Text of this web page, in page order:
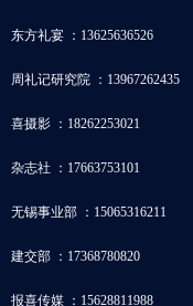
东方礼宴 ：13625636526
周礼记研究院 ：13967262435
喜摄影 ：18262253021
杂志社 ：17663753101
无锡事业部 ：15065316211
建交部 ：17368780820
报喜传媒 ：15628811988